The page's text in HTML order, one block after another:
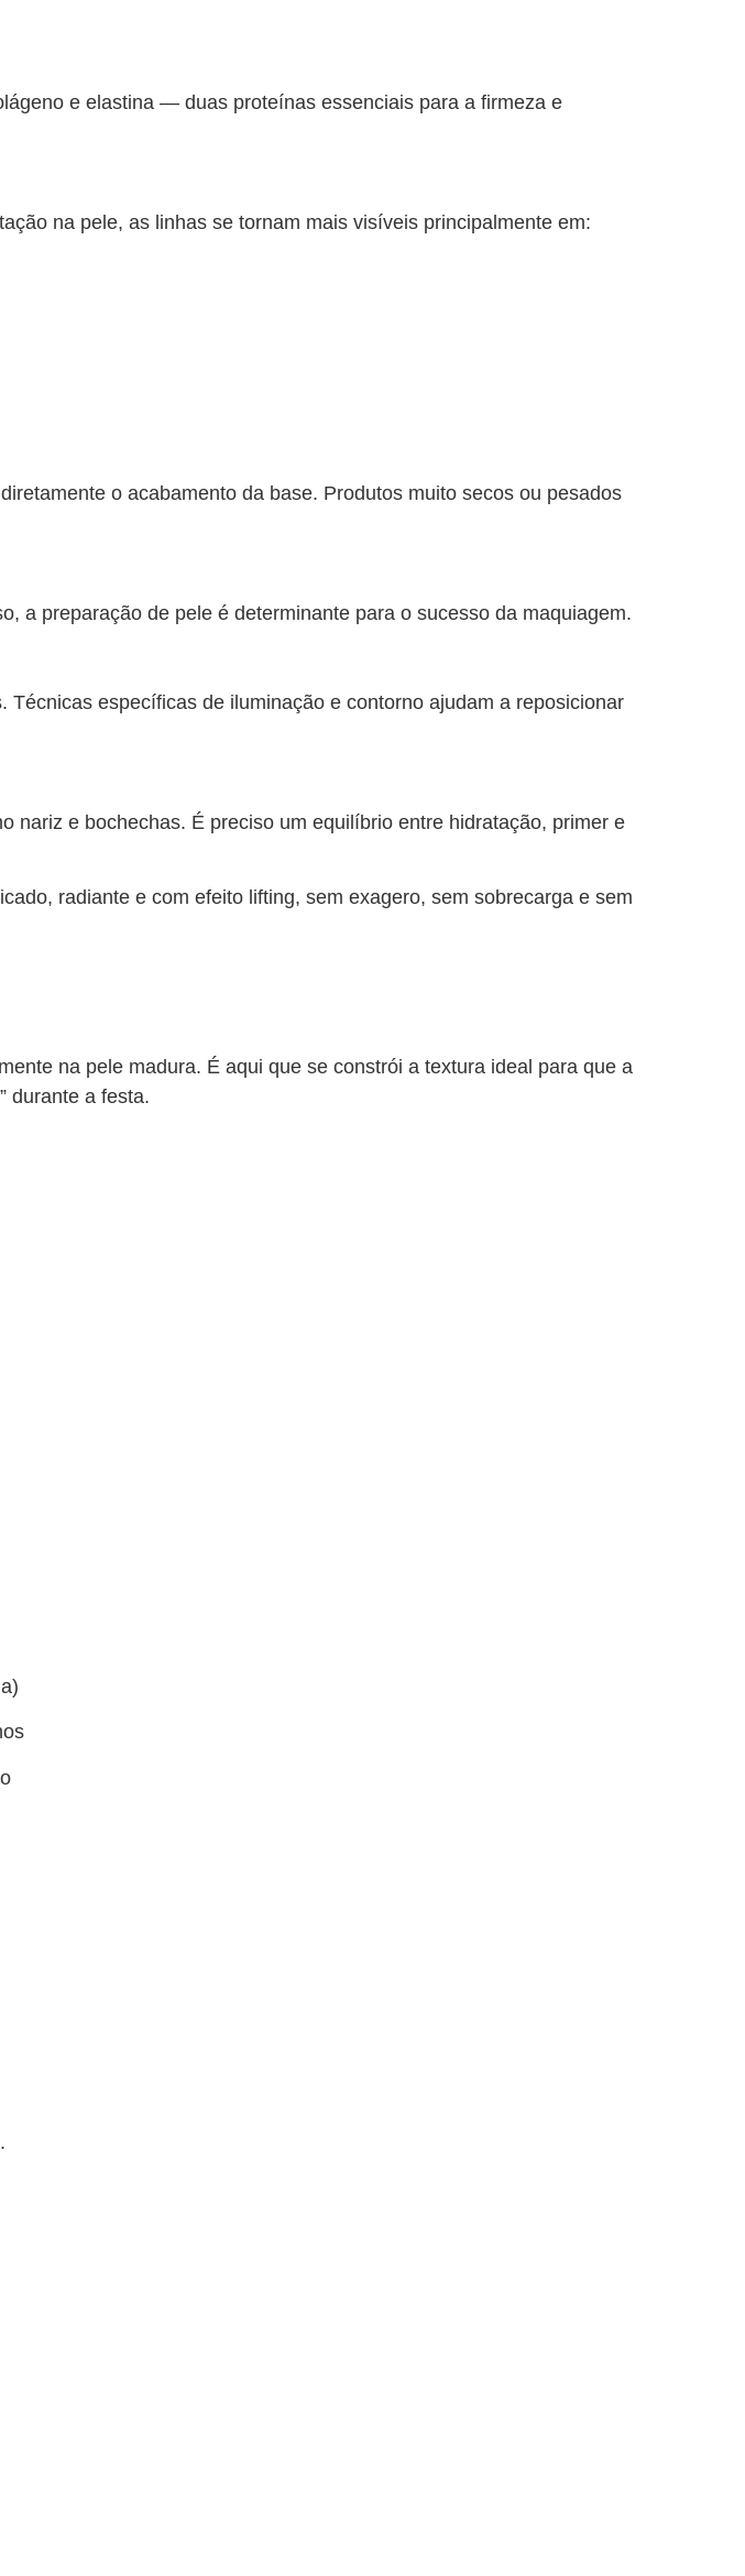
e elastina — duas proteínas essenciais para a firmeza e
na pele, as linhas se tornam mais visíveis principalmente em:
o acabamento da base. Produtos muito secos ou pesados
a preparação de pele é determinante para o sucesso da maquiagem.
específicas de iluminação e contorno ajudam a reposicionar
nariz e bochechas. É preciso um equilíbrio entre hidratação, primer e
radiante e com efeito lifting, sem exagero, sem sobrecarga e sem
na pele madura. É aqui que se constrói a textura ideal para que a
durante a festa.